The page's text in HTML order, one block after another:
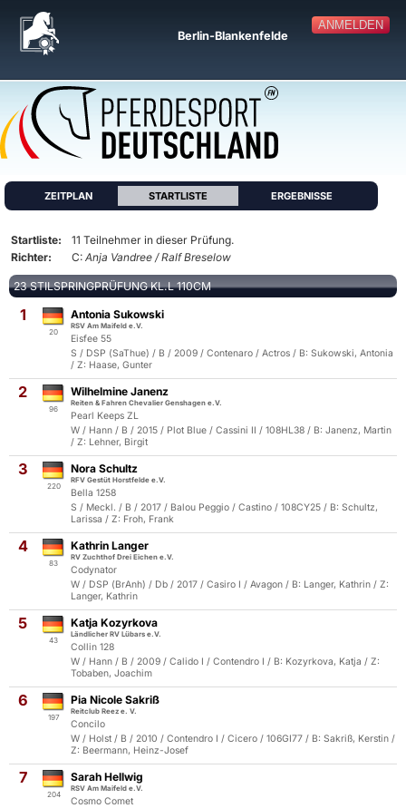
ANMELDEN
Berlin-Blankenfelde
ZEITPLAN STARTLISTE ERGEBNISSE
Startliste:
11 Teilnehmer in dieser Prüfung.
Richter:
C: Anja Vandree / Ralf Breselow
23 STILSPRINGPRÜFUNG KL.L 110CM
1
20
Antonia Sukowski
RSV Am Maifeld e.V.
Eisfee 55
S / DSP (SaThue) / B / 2009 / Contenaro / Actros / B: Sukowski, Antonia
/ Z: Haase, Gunter
2
96
Wilhelmine Janenz
Reiten & Fahren Chevalier Genshagen e.V.
Pearl Keeps ZL
W / Hann / B / 2015 / Plot Blue / Cassini II / 108HL38 / B: Janenz, Martin
/ Z: Lehner, Birgit
3
220
Nora Schultz
RFV Gestüt Horstfelde e.V.
Bella 1258
S / Meckl. / B / 2017 / Balou Peggio / Castino / 108CY25 / B: Schultz,
Larissa / Z: Froh, Frank
4
83
Kathrin Langer
RV Zuchthof Drei Eichen e.V.
Codynator
W / DSP (BrAnh) / Db / 2017 / Casiro I / Avagon / B: Langer, Kathrin / Z:
Langer, Kathrin
5
43
Katja Kozyrkova
Ländlicher RV Lübars e.V.
Collin 128
W / Hann / B / 2009 / Calido I / Contendro I / B: Kozyrkova, Katja / Z:
Tobaben, Joachim
6
197
Pia Nicole Sakriß
Reitclub Reez e. V.
Concilo
W / Holst / B / 2010 / Contendro I / Cicero / 106GI77 / B: Sakriß, Kerstin /
Z: Beermann, Heinz-Josef
7
204
Sarah Hellwig
RSV Am Maifeld e.V.
Cosmo Comet